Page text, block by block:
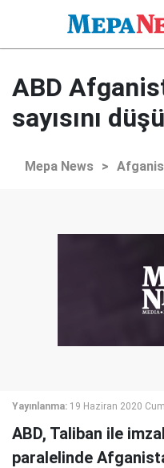
ABD
sayısını
Mepa News >
Yayınlanma: 19 Haziran 2020
ABD, Taliban ile
paralelinde